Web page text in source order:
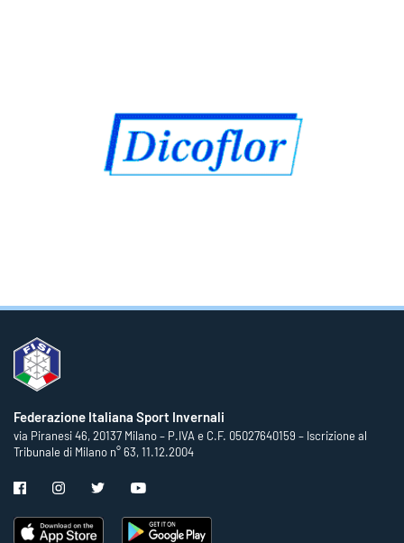
Federazione Italiana Sport Invernali
via Piranesi 46, 20137 Milano – P.IVA e C.F. 05027640159 – Iscrizione al
Tribunale di Milano n° 63, 11.12.2004